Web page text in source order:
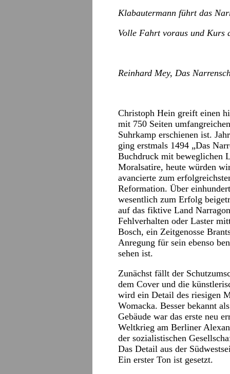
Klabautermann führt das
Volle Fahrt voraus und Kurs
Reinhard Mey, Das
Christoph Hein greift einen
mit 750 Seiten
Suhrkamp erschienen ist.
ging erstmals 1494 „Das
Buchdruck mit beweglichen
Moralsatire, heute würden
avancierte zum
Reformation. Über
wesentlich zum Erfolg
auf das fiktive Land
Fehlverhalten oder Laster
Bosch, ein Zeitgenosse
Anregung für sein ebenso
sehen ist.
Zunächst fällt der
dem Cover und die
wird ein Detail des riesigen
Womacka. Besser bekannt
Gebäude war das erste neu
Weltkrieg am Berliner
der sozialistischen
Das Detail aus der
Ein erster Ton ist gesetzt.